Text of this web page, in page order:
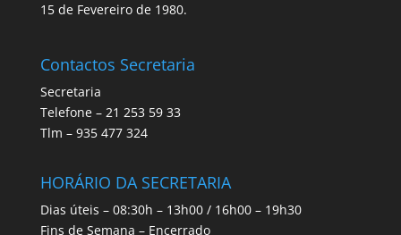
15 de Fevereiro de 1980.
Contactos Secretaria
Secretaria
Telefone – 21 253 59 33
Tlm – 935 477 324
HORÁRIO DA SECRETARIA
Dias úteis – 08:30h – 13h00 / 16h00 – 19h30
Fins de Semana – Encerrado